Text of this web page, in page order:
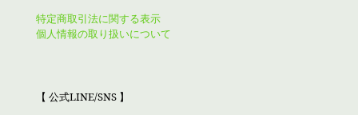
特定商取引法に関する表示
個人情報の取り扱いについて
【 公式LINE/SNS 】